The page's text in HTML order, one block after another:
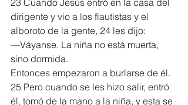
23 Cuando Jesús entró en la casa del
dirigente y vio a los flautistas y el
alboroto de la gente, 24 les dijo:
—Váyanse. La niña no está muerta,
sino dormida.
Entonces empezaron a burlarse de él.
25 Pero cuando se les hizo salir, entró
él, tomó de la mano a la niña, y esta se